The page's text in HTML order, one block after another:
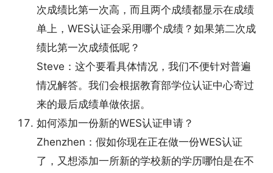
次成绩比第一次高，而且两个成绩都显示在成绩
单上，WES认证会采用哪个成绩？如果第二次成
绩比第一次成绩低呢？
Steve：这个要看具体情况，我们不便针对普遍
情况解答。我们会根据教育部学位认证中心寄过
来的最后成绩单做依据。
如何添加一份新的WES认证申请？
Zhenzhen：假如你现在正在做一份WES认证
了，又想添加一所新的学校新的学历哪怕是在不